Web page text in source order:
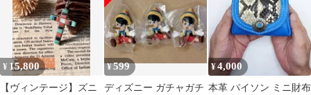
¥ 15,800
【ヴィンテージ】ズニ
¥599
ディズニー ガチャガチ
¥4,000
本革 パイソン ミニ財布